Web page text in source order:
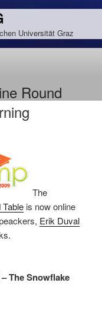
Universität Graz
Round
The
is now online
Erik Duval
The Snowflake